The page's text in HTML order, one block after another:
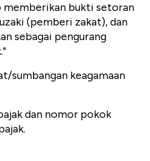
memberikan bukti setoran
(pemberi zakat), dan
sebagai pengurang
sumbangan keagamaan
dan nomor pokok